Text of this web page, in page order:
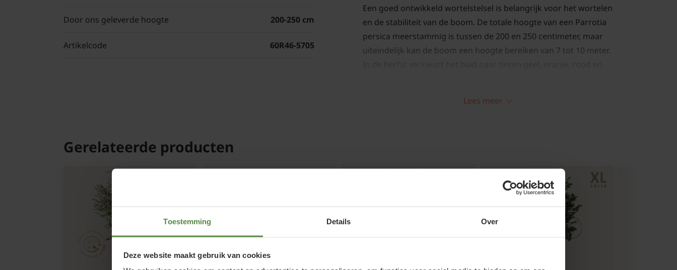
Toestemming Details Over
Deze website maakt gebruik van cookies
Door ons geleverde hoogte 200-250 cm
Artikelcode 60R46-5705
Een goed ontwikkeld wortelstelsel is belangrijk voor het wortelen
en de stabiliteit van de boom. De totale hoogte van een Parrotia
persica meerstammig is tussen de 200 en 250 centimeter, maar
uiteindelijk kan de boom een hoogte bereiken van 7 tot 10 meter.
geeft. De soort komt uit Iran en de Kaukasus en wordt daarom
bladontwikkeling. Deze bloeiwijze maakt de boom extra
bijzonder, want de Parrotia persica bloeit wanneer veel andere
bomen nog kaal zijn. Na de bloei verschijnen er kleine vruchten
aan de boom. In de zomer zijn de bladeren glanzend groen,
terwijl ze in de herfst felle kleuren aannemen zoals geel, oranje
Lees meer
Gerelateerde producten